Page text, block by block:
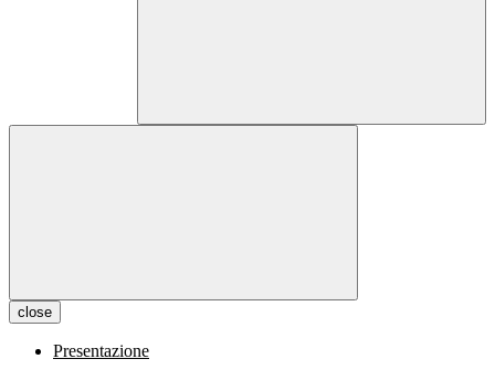
close
Presentazione